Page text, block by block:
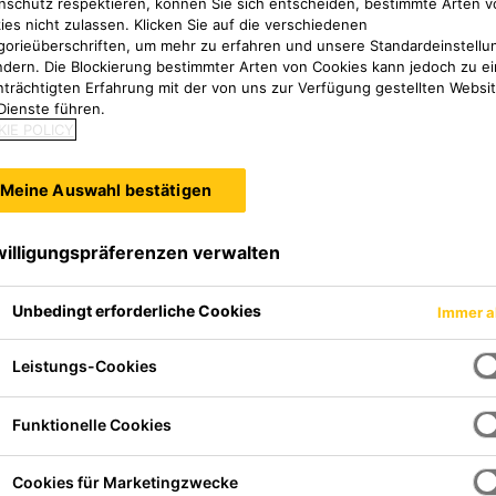
wässriger
beschichtete und
seidenmatte
nicht zulassen. Klicken Sie auf die verschiedenen
um mehr zu erfahren und unsere
Die Blockierung bestimmter Arten von Cookies kann jedoch zu
Erfahrung mit der von uns zur Verfügung gestellten
führen.
POLICY
Meine Auswahl bestätigen
verwalten
Unbedingt erforderliche Cookies Immer
Leistungs-Cookies
Funktionelle Cookies
Cookies für Marketingzwecke